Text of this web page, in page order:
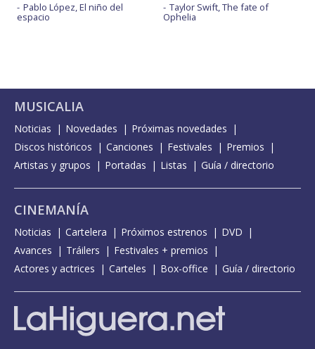
Pablo López, El niño del
espacio
Taylor Swift, The fate of
Ophelia
MUSICALIA
Noticias Novedades
Próximas novedades
Discos históricos
Canciones Festivales
Premios
Artistas y grupos
Portadas Listas Guía / directorio
CINEMANÍA
Noticias Cartelera Próximos estrenos
DVD
Avances
Tráilers
Festivales + premios
Actores y actrices
Carteles Box-office Guía / directorio